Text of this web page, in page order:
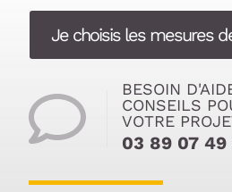
Je choisis les mesures
BESOIN
CONSEILS
VOTRE
03 89 07 49